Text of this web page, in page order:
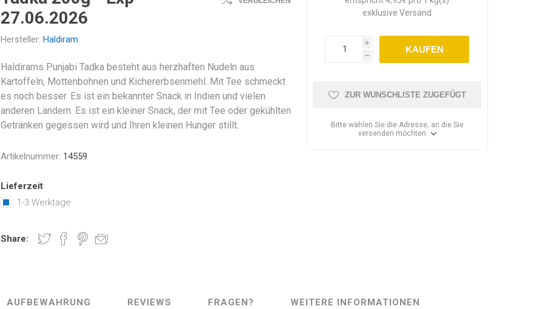
27.06.2026
Hersteller: Haldiram
Haldirams Punjabi Tadka besteht aus herzhaften Nudeln aus
Kartoffeln, Mottenbohnen und Kichererbsenmehl. Mit Tee schmeckt
es noch besser. Es ist ein bekannter Snack in Indien und vielen
anderen Ländern. Es ist ein kleiner Snack, der mit Tee oder gekühlten
Getränken gegessen wird und Ihren kleinen Hunger stillt.
Artikelnummer: 14559
Lieferzeit
1-3 Werktage
Share:
exklusiveVersand
i
h
KAUFEN
ZUR WUNSCHLISTE ZUGEFÜGT
Bitte wählen Sie die Adresse, an die Sie
versenden möchten
AUFBEWAHRUNG REVIEWS FRAGEN? WEITERE INFORMATIONEN